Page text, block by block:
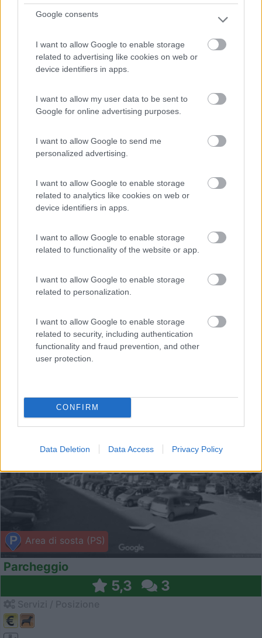
Google consents
I want to allow Google to enable storage
related to advertising like cookies on web or
device identifiers in apps.
I want to allow my user data to be sent to
Google for online advertising purposes.
I want to allow Google to send me
personalized advertising.
I want to allow Google to enable storage
related to analytics like cookies on web or
device identifiers in apps.
I want to allow Google to enable storage
related to functionality of the website or app.
I want to allow Google to enable storage
related to personalization.
I want to allow Google to enable storage
related to security, including authentication
functionality and fraud prevention, and other
user protection.
CONFIRM
Data Deletion Data Access Privacy Policy
Area di sosta (PS)
7 1
Servizi / Posizione
C/o Castello in fraz. Torre Alfina, su asfalto, con possi...
Acquapendente (VT) - 13.5km
Area di sosta (PS)
Parcheggio
5,3 3